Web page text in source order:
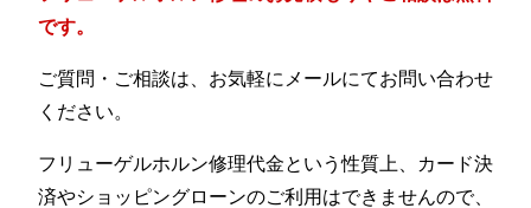
です。
ご質問・ご相談は、お気軽にメールにてお問い合わせ
ください。
フリューゲルホルン修理代金という性質上、カード決
済やショッピングローンのご利用はできませんので、